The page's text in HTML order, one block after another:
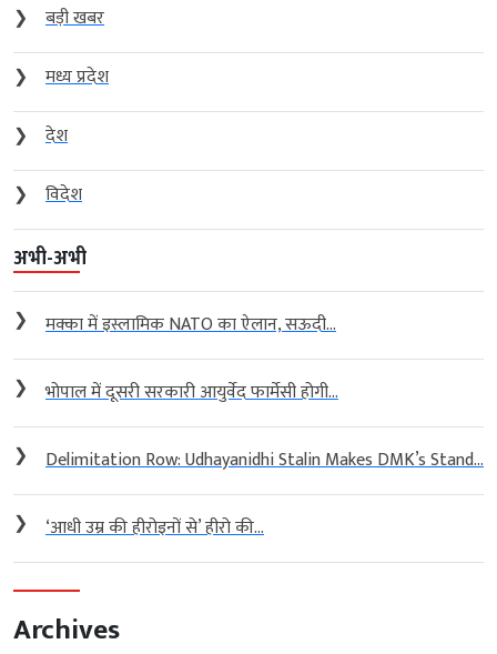
❯
बड़ी खबर
❯
मध्य प्रदेश
❯
देश
❯
विदेश
अभी-अभी
❯ मक्का में इस्लामिक NATO का ऐलान, सऊदी...
❯ भोपाल में दूसरी सरकारी आयुर्वेद फार्मेसी होगी...
❯ Delimitation Row: Udhayanidhi Stalin Makes DMK’s Stand...
❯ ‘आधी उम्र की हीरोइनों से’ हीरो की...
Archives